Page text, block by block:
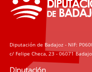
Diputación de Badajoz - NIF:
c/ Felipe Checa, 23 - 06071